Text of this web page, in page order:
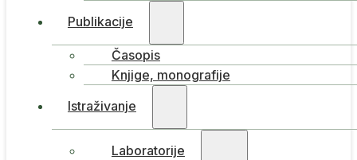
Publikacije
Časopis
Knjige, monografije
Istraživanje
Laboratorije